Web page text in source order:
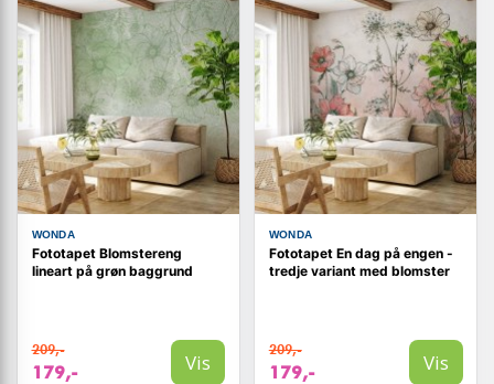
WONDA
Fototapet Blomstereng
lineart på grøn baggrund
209,-
179,- Vis
WONDA
Fototapet En dag på engen -
tredje variant med blomster
209,-
179,- Vis